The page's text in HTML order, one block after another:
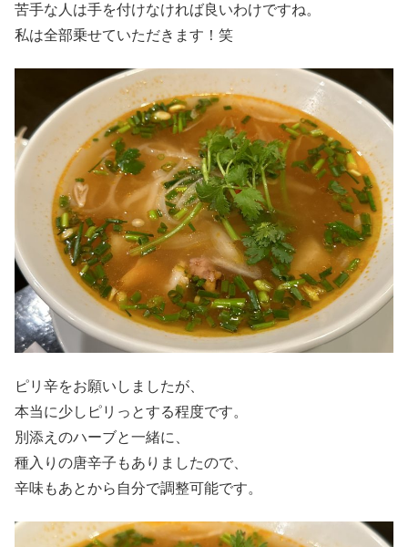
苦手な人は手を付けなければ良いわけですね。
私は全部乗せていただきます！笑
ピリ辛をお願いしましたが、
本当に少しピリっとする程度です。
別添えのハーブと一緒に、
種入りの唐辛子もありましたので、
辛味もあとから自分で調整可能です。